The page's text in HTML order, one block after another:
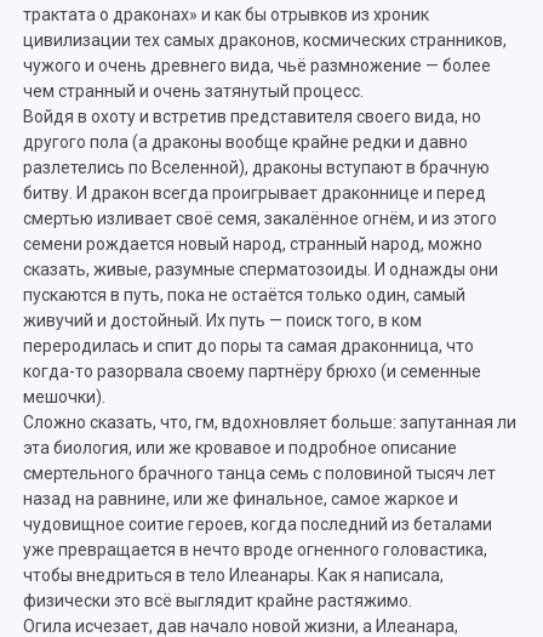
трактата о драконах» и как бы отрывков из хроник
цивилизации тех самых драконов, космических странников,
чужого и очень древнего вида, чьё размножение — более
чем странный и очень затянутый процесс.
Войдя в охоту и встретив представителя своего вида, но
другого пола (а драконы вообще крайне редки и давно
разлетелись по Вселенной), драконы вступают в брачную
битву. И дракон всегда проигрывает драконнице и перед
смертью изливает своё семя, закалённое огнём, и из этого
семени рождается новый народ, странный народ, можно
сказать, живые, разумные сперматозоиды. И однажды они
пускаются в путь, пока не остаётся только один, самый
живучий и достойный. Их путь — поиск того, в ком
переродилась и спит до поры та самая драконница, что
когда-то разорвала своему партнёру брюхо (и семенные
мешочки).
Сложно сказать, что, гм, вдохновляет больше: запутанная ли
эта биология, или же кровавое и подробное описание
смертельного брачного танца семь с половиной тысяч лет
назад на равнине, или же финальное, самое жаркое и
чудовищное соитие героев, когда последний из беталами
уже превращается в нечто вроде огненного головастика,
чтобы внедриться в тело Илеанары. Как я написала,
физически это всё выглядит крайне растяжимо.
Огила исчезает, дав начало новой жизни, а Илеанара,